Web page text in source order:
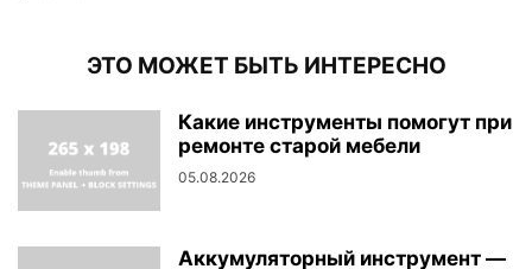
ЭТО МОЖЕТ БЫТЬ ИНТЕРЕСНО
Какие инструменты помогут при
ремонте старой мебели
05.08.2026
Аккумуляторный инструмент —